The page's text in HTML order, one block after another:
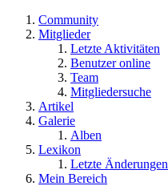
Community
Mitglieder
Letzte Aktivitäten
Benutzer online
Team
Mitgliedersuche
Artikel
Galerie
Alben
Lexikon
Letzte Änderungen
Mein Bereich